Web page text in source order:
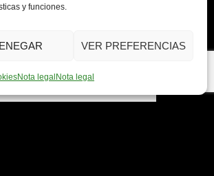
y funciones.
VER PREFERENCIAS
Nota legal Nota legal